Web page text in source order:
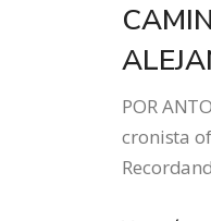
POR
cronista